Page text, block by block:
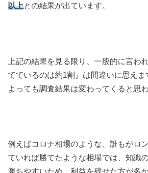
以上との結果が出ています。
上記の結果を見る限り、一般的に言わ
てているのは約1割』は間違いに思えま
よっても調査結果は変わってくると思わ
例えばコロナ相場のような、誰もがロ
ていれば勝てたような相場では、知識